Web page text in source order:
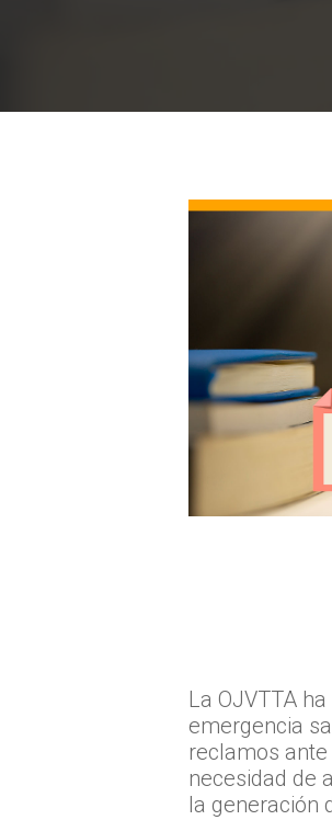
La OJVTTA
emergencia
reclamos
necesidad de
la generación